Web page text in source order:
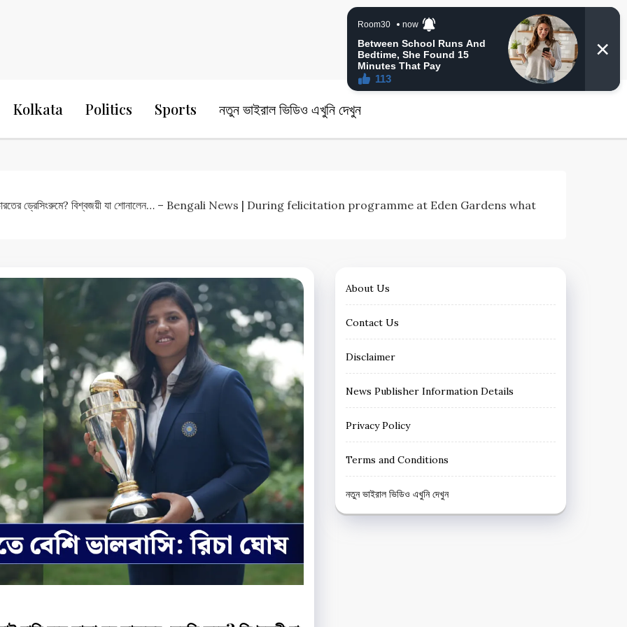
24 Ghanta Bangla News
Kolkata Politics Sports নতুন ভাইরাল ভিডিও এখুনি দেখুন
হয় ভারতের ড্রেসিংরুমে? বিশ্বজয়ী যা শোনালেন… – Bengali News | During felicitation programme at Eden Gardens what
About Us
Contact Us
Disclaimer
News Publisher Information Details
Privacy Policy
Terms and Conditions
নতুন ভাইরাল ভিডিও এখুনি দেখুন